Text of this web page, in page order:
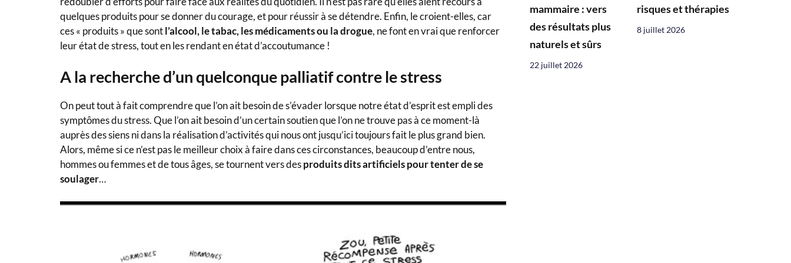
quelques produits pour se donner du courage, et pour réussir à se détendre. Enfin, le croient-elles, car
ces « produits » que sontl’alcool, le tabac, les médicaments ou la drogue, ne font en vrai que renforcer
leur état de stress, tout en les rendant en état d’accoutumance !
A la recherche d’un quelconque palliatif contre le stress
On peut tout à fait comprendre que l’on ait besoin de s’évader lorsque notre état d’esprit est empli des
symptômes du stress. Que l’on ait besoin d’un certain soutien que l’on ne trouve pas à ce moment-là
auprès des siens ni dans la réalisation d’activités qui nous ont jusqu’ici toujours fait le plus grand bien.
Alors, même si ce n’est pas le meilleur choix à faire dans ces circonstances, beaucoup d’entre nous,
hommes ou femmes et de tous âges, se tournent vers desproduits dits artificiels pour tenter de se
soulager…
mammaire : vers
des résultats plus
naturels et sûrs
22 juillet 2026
risques et thérapies
8 juillet 2026